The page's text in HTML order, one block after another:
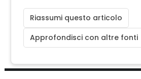
Riassumi questo articolo
Approfondisci con altre fonti